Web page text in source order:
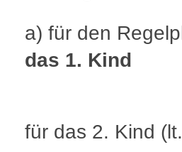
a) für den
das 1. Kind
€
für das 2. Kind